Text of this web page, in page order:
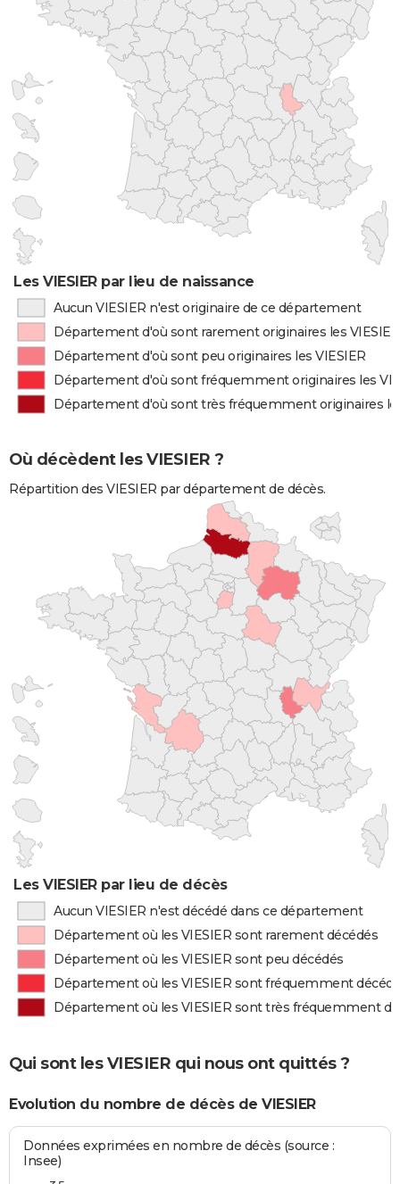
Les VIESIER par lieu de naissance
Aucun VIESIER n'est originaire de ce département
Département d'où sont rarement originaires les VIESIER
Département d'où sont peu originaires les VIESIER
Département d'où sont fréquemment originaires les
Département d'où sont très fréquemment originaires
Où décèdent les VIESIER ?
Répartition des VIESIER par département de décès.
Les VIESIER par lieu de décès
Aucun VIESIER n'est décédé dans ce département
Département où les VIESIER sont rarement décédés
Département où les VIESIER sont peu décédés
Département où les VIESIER sont fréquemment
Département où les VIESIER sont très fréquemment
Qui sont les VIESIER qui nous ont quittés ?
Evolution du nombre de décès de VIESIER
Données exprimées en nombre de décès (source :
Insee)